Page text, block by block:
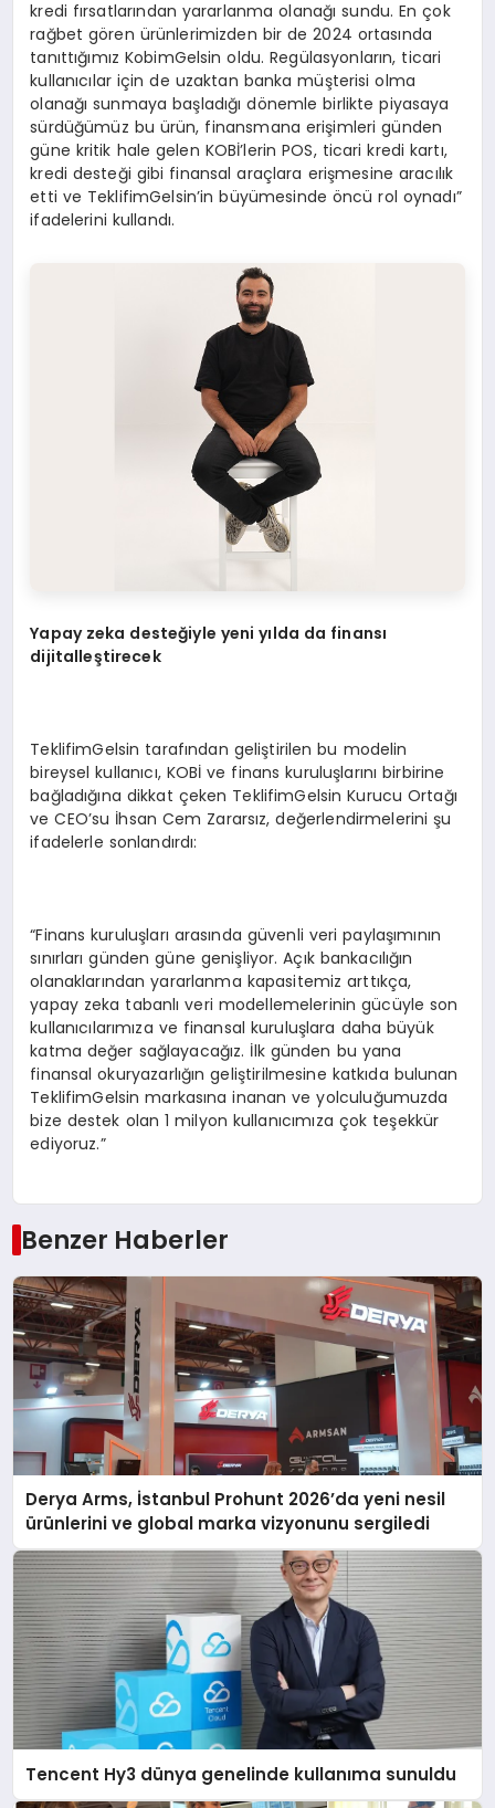
kredi fırsatlarından yararlanma olanağı sundu. En çok
rağbet gören ürünlerimizden bir de 2024 ortasında
tanıttığımız KobimGelsin oldu. Regülasyonların, ticari
kullanıcılar için de uzaktan banka müşterisi olma
olanağı sunmaya başladığı dönemle birlikte piyasaya
sürdüğümüz bu ürün, finansmana erişimleri günden
güne kritik hale gelen KOBİ’lerin POS, ticari kredi kartı,
kredi desteği gibi finansal araçlara erişmesine aracılık
etti ve TeklifimGelsin’in büyümesinde öncü rol oynadı”
ifadelerini kullandı.
Yapay zeka desteğiyle yeni yılda da finansı
dijitalleştirecek
TeklifimGelsin tarafından geliştirilen bu modelin
bireysel kullanıcı, KOBİ ve finans kuruluşlarını birbirine
bağladığına dikkat çeken TeklifimGelsin Kurucu Ortağı
ve CEO’su İhsan Cem Zararsız, değerlendirmelerini şu
ifadelerle sonlandırdı:
“Finans kuruluşları arasında güvenli veri paylaşımının
sınırları günden güne genişliyor. Açık bankacılığın
olanaklarından yararlanma kapasitemiz arttıkça,
yapay zeka tabanlı veri modellemelerinin gücüyle son
kullanıcılarımıza ve finansal kuruluşlara daha büyük
katma değer sağlayacağız. İlk günden bu yana
finansal okuryazarlığın geliştirilmesine katkıda bulunan
TeklifimGelsin markasına inanan ve yolculuğumuzda
bize destek olan 1 milyon kullanıcımıza çok teşekkür
ediyoruz.”
Benzer Haberler
Derya Arms, İstanbul Prohunt 2026’da yeni nesil
ürünlerini ve global marka vizyonunu sergiledi
Tencent Hy3 dünya genelinde kullanıma sunuldu